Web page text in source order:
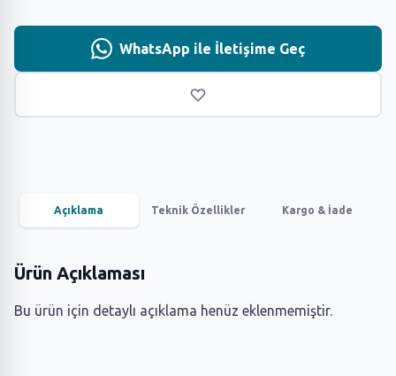
WhatsApp ile İletişime Geç
Açıklama Teknik Özellikler Kargo & İade
Ürün Açıklaması
Bu ürün için detaylı açıklama henüz eklenmemiştir.